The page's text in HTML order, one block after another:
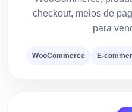
checkout, meios de
para
WooCommerce E-